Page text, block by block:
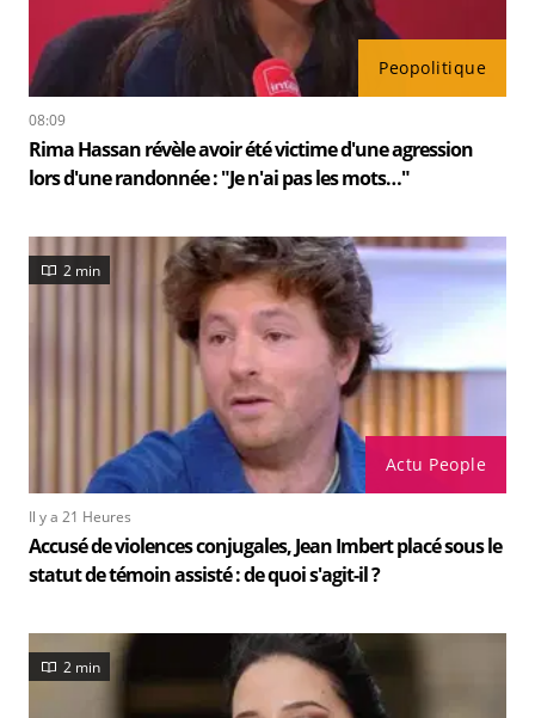
Peopolitique
08:09
Rima Hassan révèle avoir été victime d'une agression
lors d'une randonnée : "Je n'ai pas les mots…"
Actu People
2 min
Il y a 21 Heures
Accusé de violences conjugales, Jean Imbert placé sous le
statut de témoin assisté : de quoi s'agit-il ?
2 min